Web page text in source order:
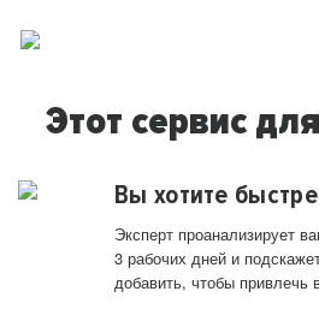
Этот сервис
Вы хотите
Эксперт проанализирует
3 рабочих дней и
добавить, чтобы привлечь